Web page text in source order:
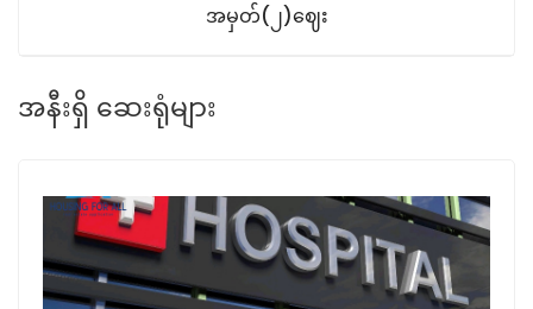
အမှတ်(၂)ဈေး
အနီးရှိ ဆေးရုံများ